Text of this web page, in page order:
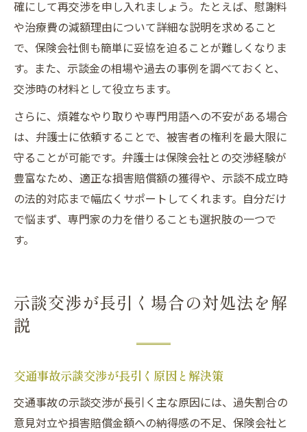
確にして再交渉を申し入れましょう。たとえば、慰謝料
や治療費の減額理由について詳細な説明を求めること
で、保険会社側も簡単に妥協を迫ることが難しくなりま
す。また、示談金の相場や過去の事例を調べておくと、
交渉時の材料として役立ちます。
さらに、煩雑なやり取りや専門用語への不安がある場合
は、弁護士に依頼することで、被害者の権利を最大限に
守ることが可能です。弁護士は保険会社との交渉経験が
豊富なため、適正な損害賠償額の獲得や、示談不成立時
の法的対応まで幅広くサポートしてくれます。自分だけ
で悩まず、専門家の力を借りることも選択肢の一つで
す。
示談交渉が長引く場合の対処法を解
説
交通事故示談交渉が長引く原因と解決策
交通事故の示談交渉が長引く主な原因には、過失割合の
意見対立や損害賠償金額への納得感の不足、保険会社と